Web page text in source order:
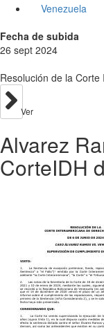
Venezuela
Fecha de subida
26 sept 2024
Resolución de la Corte
Ver
Alvarez
CorteIDH